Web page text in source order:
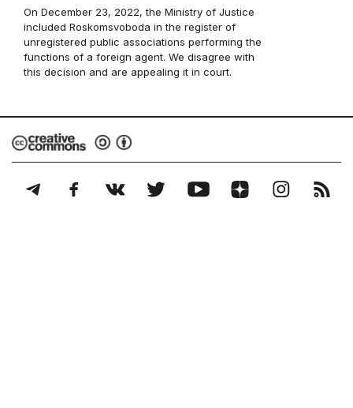
On December 23, 2022, the Ministry of Justice
included Roskomsvoboda in the register of
unregistered public associations performing the
functions of a foreign agent. We disagree with
this decision and are appealing it in court.